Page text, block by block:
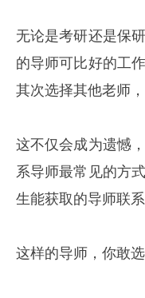
无论是考研还是保
的导师可比好的工
其次选择其他老师，
这不仅会成为遗憾
系导师最常见的方
生能获取的导师联
这样的导师，你敢